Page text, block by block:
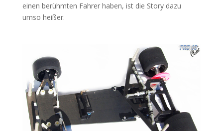
einen berühmten Fahrer haben, ist die Story dazu
umso heißer.